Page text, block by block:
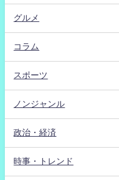
グルメ
コラム
スポーツ
ノンジャンル
政治・経済
時事・トレンド